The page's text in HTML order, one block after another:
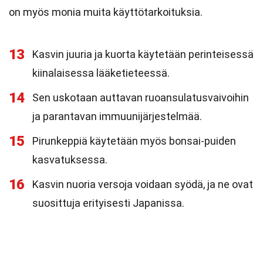
on myös monia muita käyttötarkoituksia.
13
Kasvin juuria ja kuorta käytetään perinteisessä
kiinalaisessa lääketieteessä.
14
Sen uskotaan auttavan ruoansulatusvaivoihin
ja parantavan immuunijärjestelmää.
15
Pirunkeppiä käytetään myös bonsai-puiden
kasvatuksessa.
16
Kasvin nuoria versoja voidaan syödä, ja ne ovat
suosittuja erityisesti Japanissa.